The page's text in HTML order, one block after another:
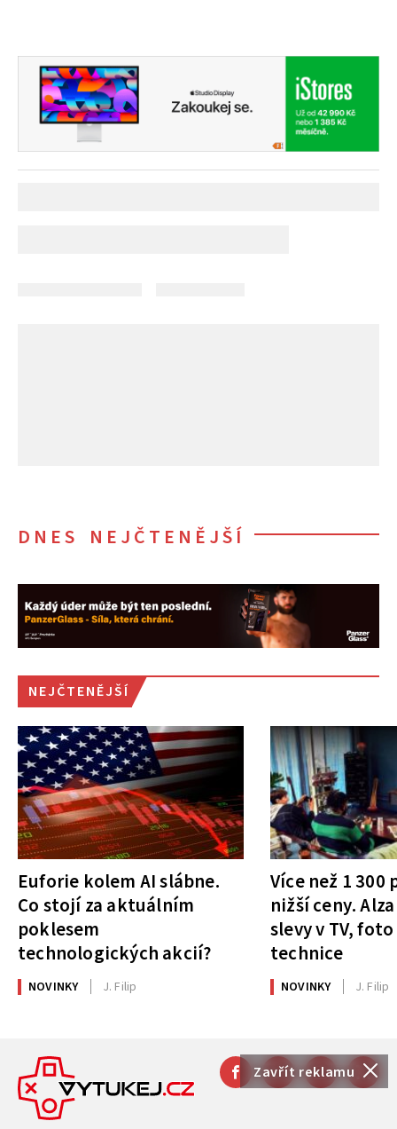
Zavřít reklamu
DNES NEJČTENĚJŠÍ
NEJČTENĚJŠÍ
Euforie kolem AI slábne.
Co stojí za aktuálním
poklesem
technologických akcií?
NOVINKY J. Filip
Více než 1
nižší ceny.
slevy v TV,
technice
NOVINKY J. Filip